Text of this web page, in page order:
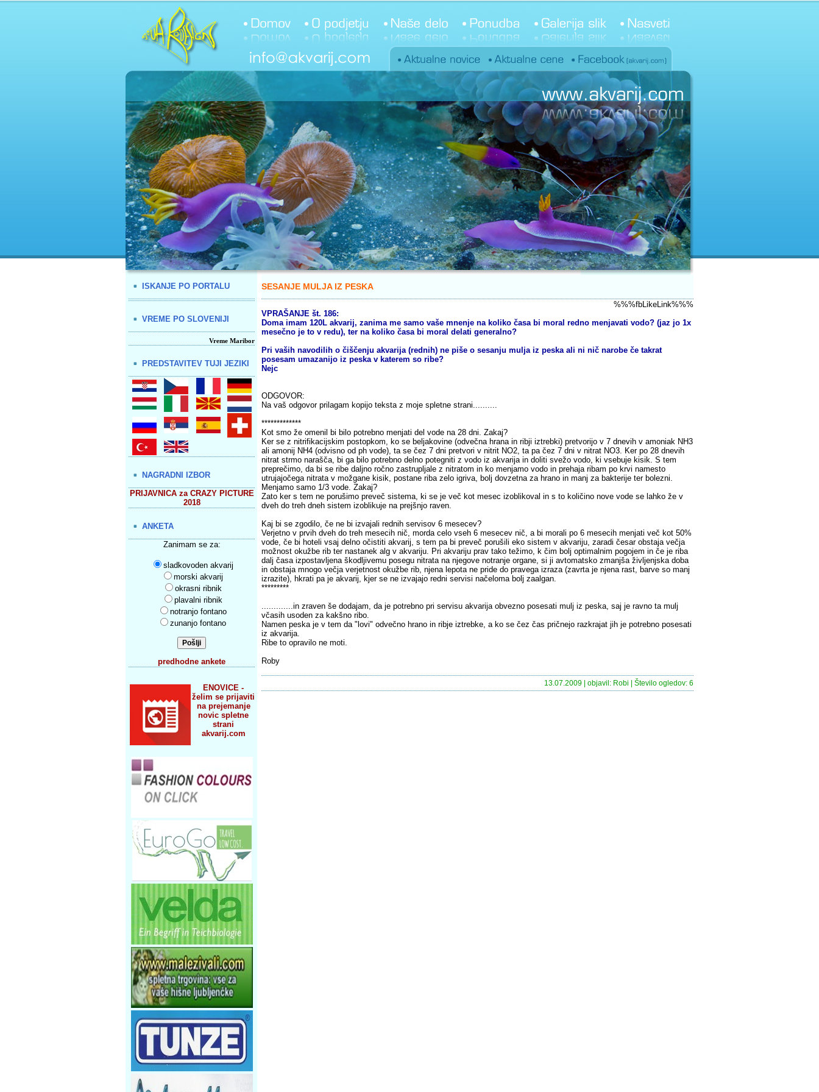
ISKANJE PO PORTALU
VREME PO SLOVENIJI
Vreme Maribor
PREDSTAVITEV TUJI JEZIKI
NAGRADNI IZBOR
PRIJAVNICA za CRAZY PICTURE
2018
ANKETA
Zanimam se za:
sladkovoden akvarij
morski akvarij
okrasni ribnik
plavalni ribnik
notranjo fontano
zunanjo fontano
predhodne ankete
ENOVICE -
želim se prijaviti
na prejemanje
novic spletne
strani
akvarij.com
SESANJE MULJA IZ PESKA
%%%fbLikeLink%%%
VPRAŠANJE št. 186:
Doma imam 120L akvarij, zanima me samo vaše mnenje na koliko časa bi moral redno menjavati vodo? (jaz jo 1x
mesečno je to v redu), ter na koliko časa bi moral delati generalno?
Pri vaših navodilih o čiščenju akvarija (rednih) ne piše o sesanju mulja iz peska ali ni nič narobe če takrat
posesam umazanijo iz peska v katerem so ribe?
Nejc
ODGOVOR:
Na vaš odgovor prilagam kopijo teksta z moje spletne strani..........
*************
Kot smo že omenil bi bilo potrebno menjati del vode na 28 dni. Zakaj?
Ker se z nitrifikacijskim postopkom, ko se beljakovine (odvečna hrana in ribji iztrebki) pretvorijo v 7 dnevih v amoniak NH3
ali amonij NH4 (odvisno od ph vode), ta se čez 7 dni pretvori v nitrit NO2, ta pa čez 7 dni v nitrat NO3. Ker po 28 dnevih
nitrat strmo narašča, bi ga bilo potrebno delno potegniti z vodo iz akvarija in doliti svežo vodo, ki vsebuje kisik. S tem
preprečimo, da bi se ribe daljno ročno zastrupljale z nitratom in ko menjamo vodo in prehaja ribam po krvi namesto
utrujajočega nitrata v možgane kisik, postane riba zelo igriva, bolj dovzetna za hrano in manj za bakterije ter bolezni.
Menjamo samo 1/3 vode. Zakaj?
Zato ker s tem ne porušimo preveč sistema, ki se je več kot mesec izoblikoval in s to količino nove vode se lahko že v
dveh do treh dneh sistem izoblikuje na prejšnjo raven.
Kaj bi se zgodilo, če ne bi izvajali rednih servisov 6 mesecev?
Verjetno v prvih dveh do treh mesecih nič, morda celo vseh 6 mesecev nič, a bi morali po 6 mesecih menjati več kot 50%
vode, če bi hoteli vsaj delno očistiti akvarij, s tem pa bi preveč porušili eko sistem v akvariju, zaradi česar obstaja večja
možnost okužbe rib ter nastanek alg v akvariju. Pri akvariju prav tako težimo, k čim bolj optimalnim pogojem in če je riba
dalj časa izpostavljena škodljivemu posegu nitrata na njegove notranje organe, si ji avtomatsko zmanjša življenjska doba
in obstaja mnogo večja verjetnost okužbe rib, njena lepota ne pride do pravega izraza (zavrta je njena rast, barve so manj
izrazite), hkrati pa je akvarij, kjer se ne izvajajo redni servisi načeloma bolj zaalgan.
*********
.............in zraven še dodajam, da je potrebno pri servisu akvarija obvezno posesati mulj iz peska, saj je ravno ta mulj
včasih usoden za kakšno ribo.
Namen peska je v tem da "lovi" odvečno hrano in ribje iztrebke, a ko se čez čas pričnejo razkrajat jih je potrebno posesati
iz akvarija.
Ribe to opravilo ne moti.
Roby
13.07.2009 | objavil: Robi | Število ogledov: 6